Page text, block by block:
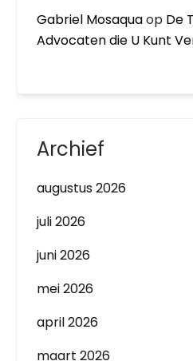
Gabriel Mosaquaop De
Advocaten die U Kunt
Archief
augustus 2026
juli 2026
juni 2026
mei 2026
april 2026
maart 2026